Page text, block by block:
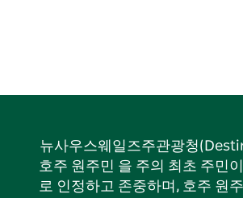
뉴사우스웨일즈주관광청
호주 원주민 을 주의 최초 주민
로 인정하고 존중하며, 호주 원